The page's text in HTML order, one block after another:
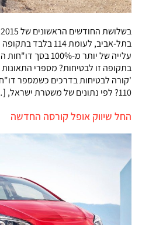
בתל-אביב, לעומת 114
עלייה של יותר מ-
בתקופה זו לבטיחות? מספרי התאונות
'קורה לבטיחות בדרכים כשמספר
110? לפי נתונים של משטרת ישראל, […]
החל שיווק אופל קורסה החדשה